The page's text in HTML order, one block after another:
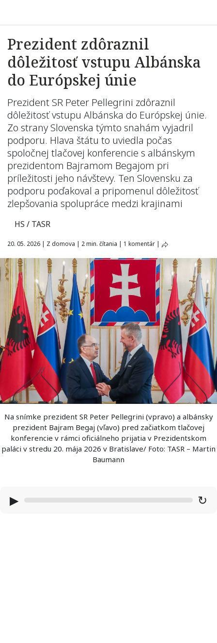
Prezident zdôraznil
dôležitosť vstupu Albánska
do Európskej únie
Prezident SR Peter Pellegrini zdôraznil
dôležitosť vstupu Albánska do Európskej únie.
Zo strany Slovenska týmto snahám vyjadril
podporu. Hlava štátu to uviedla počas
spoločnej tlačovej konferencie s albánskym
prezidentom Bajramom Begajom pri
príležitosti jeho návštevy. Ten Slovensku za
podporu poďakoval a pripomenul dôležitosť
zlepšovania spolupráce medzi krajinami
HS / TASR
20. 05. 2026 | Z domova | 2 min. čítania | 1 komentár |
Na snímke prezident SR Peter Pellegrini (vpravo) a albánsky
prezident Bajram Begaj (vľavo) pred začiatkom tlačovej
konferencie v rámci oficiálneho prijatia v Prezidentskom
paláci v stredu 20. mája 2026 v Bratislave/ Foto: TASR – Martin
Baumann
▶ ↻